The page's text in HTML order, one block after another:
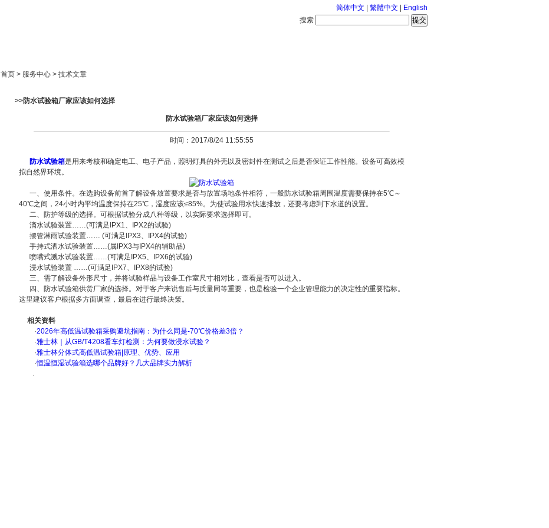
简体中文 繁體中文
English
搜索
首页 > 服务中心 > 技术文章
>>防水试验箱厂家应该如何选择
防水试验箱厂家应该如何选择
时间：2017/8/24 11:55:55
防水试验箱是用来考核和确定电工、电子产品，照明灯具的外壳以及密封件在测试之后是否保证工作性能。设备可高效模
拟自然界环境。
一、使用条件。在选购设备前首了解设备放置要求是否与放置场地条件相符，一般防水试验箱周围温度需要保持在5℃～
40℃之间，24小时内平均温度保持在25℃，湿度应该≤85%。为使试验用水快速排放，还要考虑到下水道的设置。
二、防护等级的选择。可根据试验分成八种等级，以实际要求选择即可。
滴水试验装置……(可满足IPX1、IPX2的试验)
摆管淋雨试验装置…… (可满足IPX3、IPX4的试验)
手持式洒水试验装置……(属IPX3与IPX4的辅助品)
喷嘴式溅水试验装置……(可满足IPX5、IPX6的试验)
浸水试验装置 ……(可满足IPX7、IPX8的试验)
三、需了解设备外形尺寸，并将试验样品与设备工作室尺寸相对比，查看是否可以进入。
四、防水试验箱供货厂家的选择。对于客户来说售后与质量同等重要，也是检验一个企业管理能力的决定性的重要指标。
这里建议客户根据多方面调查，最后在进行最终决策。
相关资料
·2026年高低温试验箱采购避坑指南：为什么同是-70℃价格差3倍？
·雅士林｜从GB/T4208看车灯检测：为何要做浸水试验？
·雅士林分体式高低温试验箱|原理、优势、应用
·恒温恒湿试验箱选哪个品牌好？几大品牌实力解析
·